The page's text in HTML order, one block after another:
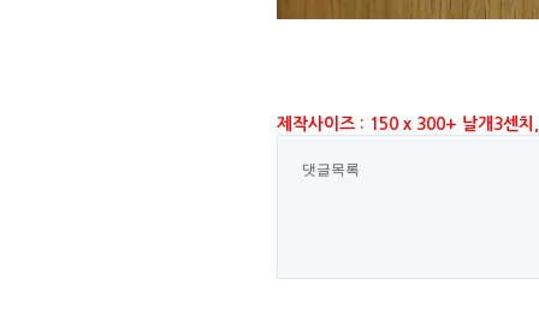
제작사이즈 : 150 x 300+ 날개3센치
댓글목록